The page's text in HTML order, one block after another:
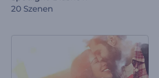
20 Szenen